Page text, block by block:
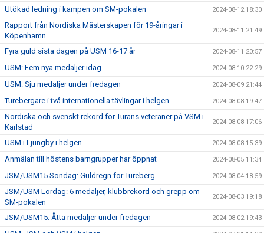
Utökad ledning i kampen om SM-pokalen 2024-08-12 18:30
Rapport från Nordiska Mästerskapen för 19-åringar i
Köpenhamn
2024-08-11 21:49
Fyra guld sista dagen på USM 16-17 år 2024-08-11 20:57
USM: Fem nya medaljer idag 2024-08-10 22:29
USM: Sju medaljer under fredagen 2024-08-09 21:44
Turebergare i två internationella tävlingar i helgen 2024-08-08 19:47
Nordiska och svenskt rekord för Turans veteraner på VSM i
Karlstad
2024-08-08 17:06
USM i Ljungby i helgen 2024-08-08 15:39
Anmälan till höstens barngrupper har öppnat 2024-08-05 11:34
JSM/USM15 Söndag: Guldregn för Tureberg 2024-08-04 18:59
JSM/USM Lördag: 6 medaljer, klubbrekord och grepp om
SM-pokalen
2024-08-03 19:18
JSM/USM15: Åtta medaljer under fredagen 2024-08-02 19:43